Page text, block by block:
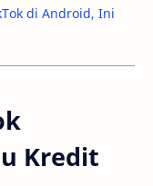
di Android, Ini
Kredit